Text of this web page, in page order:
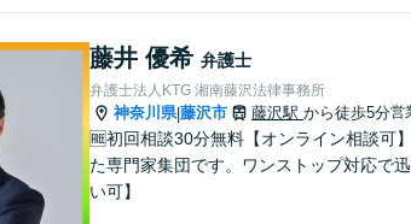
藤井 優希 弁護士
弁護士法人KTG 湘南藤沢法律事務所
神奈川県|藤沢市 藤沢駅 から徒歩5分営
🆓初回相談30分無料【オンライン相談可
た専門家集団です。ワンストップ対応で
い可】